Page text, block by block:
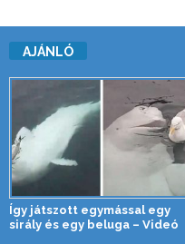
AJÁNLÓ
Így játszott egymással egy
sirály és egy beluga – Videó